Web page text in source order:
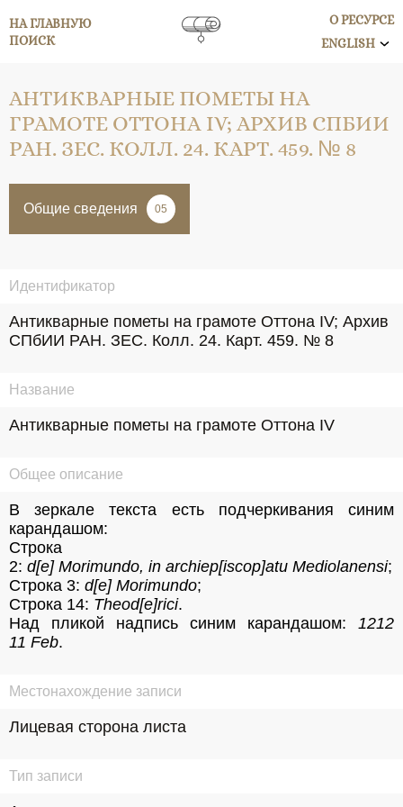
НА ГЛАВНУЮ
ПОИСК
О РЕСУРСЕ
ENGLISH
АНТИКВАРНЫЕ ПОМЕТЫ НА
ГРАМОТЕ ОТТОНА IV; АРХИВ СПБИИ
РАН. ЗЕС. КОЛЛ. 24. КАРТ. 459. № 8
Общие сведения 05
Идентификатор
Антикварные пометы на грамоте Оттона IV; Архив
СПбИИ РАН. ЗЕС. Колл. 24. Карт. 459. № 8
Название
Антикварные пометы на грамоте Оттона IV
Общее описание
В зеркале текста есть подчеркивания синим
карандашом:
Строка
2: d[e] Morimundo, in archiep[iscop]atu Mediolanensi;
Строка 3: d[e] Morimundo;
Строка 14: Theod[e]rici.
Над пликой надпись синим карандашом: 1212
11 Feb.
Местонахождение записи
Лицевая сторона листа
Тип записи